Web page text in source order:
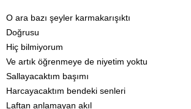
O ara bazı şeyler karmakarışıktı
Doğrusu
Hiç bilmiyorum
Ve artık öğrenmeye de niyetim yoktu
Sallayacaktım başımı
Harcayacaktım bendeki senleri
Laftan anlamayan akıl